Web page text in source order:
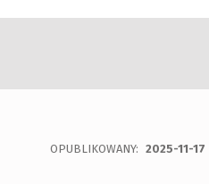
OPUBLIKOWANY: 2025-11-17